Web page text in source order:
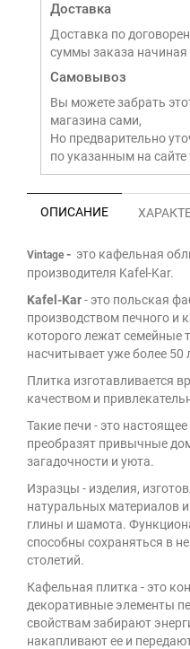
Доставка
Доставка по
суммы заказа начиная
Самовывоз
Вы можете забрать
магазина сами,
Но предварительно
по указанным на
ОПИСАНИЕ
Vintage - это кафельная
производителя Kafel-Kar.
Kafel-Kar- это польская
производством печного и
которого лежат семейные
насчитывает уже более 50
Плитка изготавливается
качеством и
Такие печи - это
преобразят привычные
загадочности и уюта.
Изразцы - изделия,
натуральных материалов
глины и шамота.
способны сохраняться в
столетий.
Кафельная плитка - это
декоративные элементы
свойствам забирают
накапливают ее и